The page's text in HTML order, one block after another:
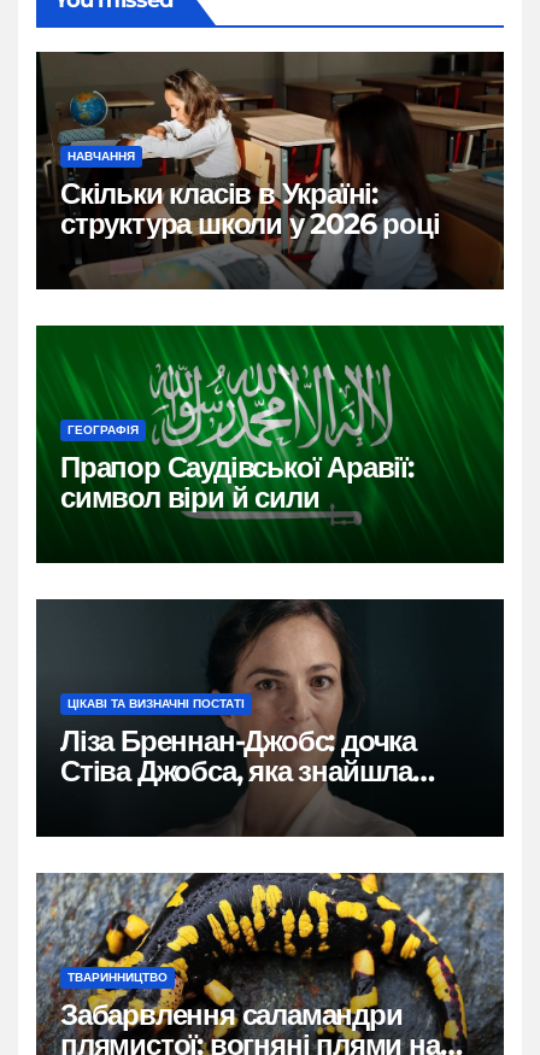
НАВЧАННЯ
Скільки класів в Україні:
структура школи у 2026 році
ГЕОГРАФІЯ
Прапор Саудівської Аравії:
символ віри й сили
ЦІКАВІ ТА ВИЗНАЧНІ ПОСТАТІ
Ліза Бреннан-Джобс: дочка
Стіва Джобса, яка знайшла
власний голос
ТВАРИННИЦТВО
Забарвлення саламандри
плямистої: вогняні плями на